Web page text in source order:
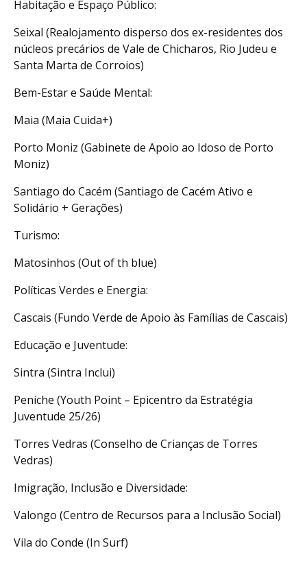
Habitação e Espaço Público:
Seixal (Realojamento disperso dos ex-residentes dos
núcleos precários de Vale de Chicharos, Rio Judeu e
Santa Marta de Corroios)
Bem-Estar e Saúde Mental:
Maia (Maia Cuida+)
Porto Moniz (Gabinete de Apoio ao Idoso de Porto
Moniz)
Santiago do Cacém (Santiago de Cacém Ativo e
Solidário + Gerações)
Turismo:
Matosinhos (Out of th blue)
Políticas Verdes e Energia:
Cascais (Fundo Verde de Apoio às Famílias de Cascais)
Educação e Juventude:
Sintra (Sintra Inclui)
Peniche (Youth Point – Epicentro da Estratégia
Juventude 25/26)
Torres Vedras (Conselho de Crianças de Torres
Vedras)
Imigração, Inclusão e Diversidade:
Valongo (Centro de Recursos para a Inclusão Social)
Vila do Conde (In Surf)